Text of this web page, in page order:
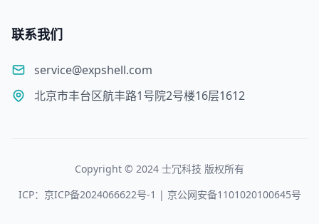
联系我们
service@expshell.com
北京市丰台区航丰路1号院2号楼16层1612
Copyright © 2024 士冗科技 版权所有
ICP：京ICP备2024066622号-1 | 京公网安备1101020100645号